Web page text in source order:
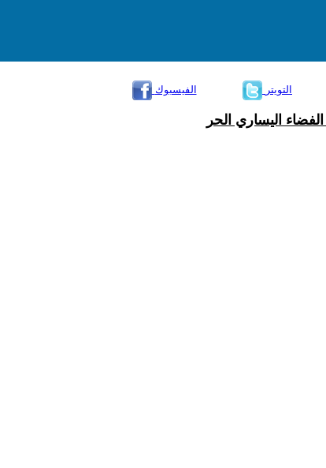
الفيسبوك
التويتر
اليساري الحر